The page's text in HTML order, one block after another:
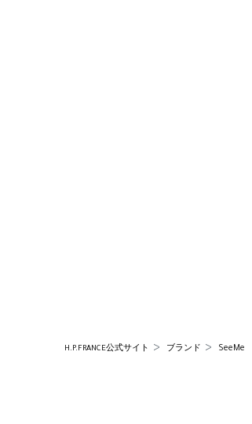
H.P.FRANCE公式サイト ブランド SeeMe